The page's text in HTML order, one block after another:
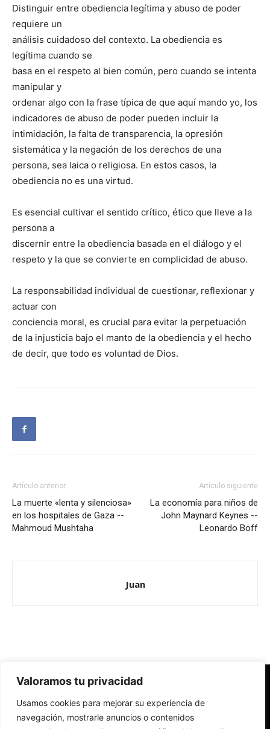
Valoramos tu privacidad
Usamos cookies para mejorar su experiencia de
navegación, mostrarle anuncios o contenidos
Distinguir entre obediencia legítima y abuso de poder
requiere un
análisis cuidadoso del contexto. La obediencia es
legítima cuando se
basa en el respeto al bien común, pero cuando se intenta
manipular y
ordenar algo con la frase típica de que aquí mando yo, los
indicadores de abuso de poder pueden incluir la
intimidación, la falta de transparencia, la opresión
sistemática y la negación de los derechos de una
persona, sea laica o religiosa. En estos casos, la
obediencia no es una virtud.
Es esencial cultivar el sentido crítico, ético que lleve a la
persona a
discernir entre la obediencia basada en el diálogo y el
respeto y la que se convierte en complicidad de abuso.
La responsabilidad individual de cuestionar, reflexionar y
actuar con
conciencia moral, es crucial para evitar la perpetuación
de la injusticia bajo el manto de la obediencia y el hecho
de decir, que todo es voluntad de Dios.
Artículo anterior
La muerte «lenta y silenciosa»
en los hospitales de Gaza --
Mahmoud Mushtaha
Artículo siguiente
La economía para niños de
John Maynard Keynes --
Leonardo Boff
Juan
Redes Cristianas
Una mirada alternativa sobre la Iglesia católica y la sociedad
- Colectivos de Redes Cristianas